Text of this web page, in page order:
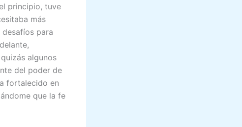
principio, tuve
más
para
algunos
del poder de
fortalecido en
que la fe